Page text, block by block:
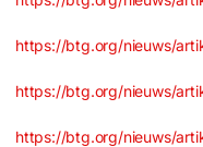
https://btg.org/nieuws/
https://btg.org/nieuws/
https://btg.org/nieuws/